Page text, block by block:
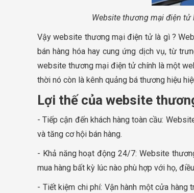
Website thương mại điện tử
Vậy website thương mại điện tử là gì ?
bán hàng hóa hay cung ứng dịch vụ, từ
website thương mại điện tử chính là một
thời nó còn là kênh quảng bá thương hiệu
Lợi thế của website
- Tiếp cận đến khách hàng toàn cầu:
và tăng cơ hội bán hàng.
- Khả năng hoạt động 24/7: Website
mua hàng bất kỳ lúc nào phù hợp với họ,
- Tiết kiệm chi phí: Vận hành một cửa